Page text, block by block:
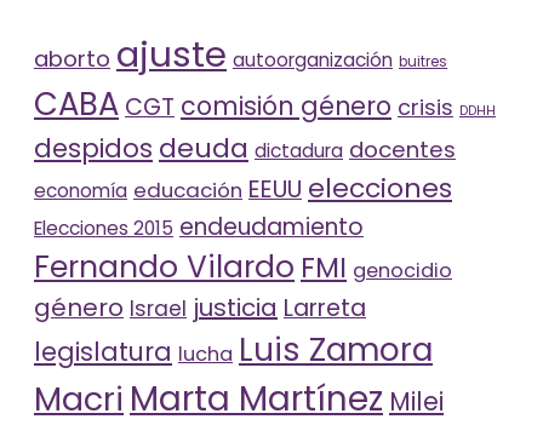
aborto ajuste autoorganización buitres
CABA CGT comisión género crisis DDHH
despidos deuda dictadura docentes
economía educación EEUU elecciones
Elecciones 2015 endeudamiento
Fernando Vilardo FMI genocidio
género Israel justicia Larreta
legislatura lucha Luis Zamora
Macri Marta Martínez Milei